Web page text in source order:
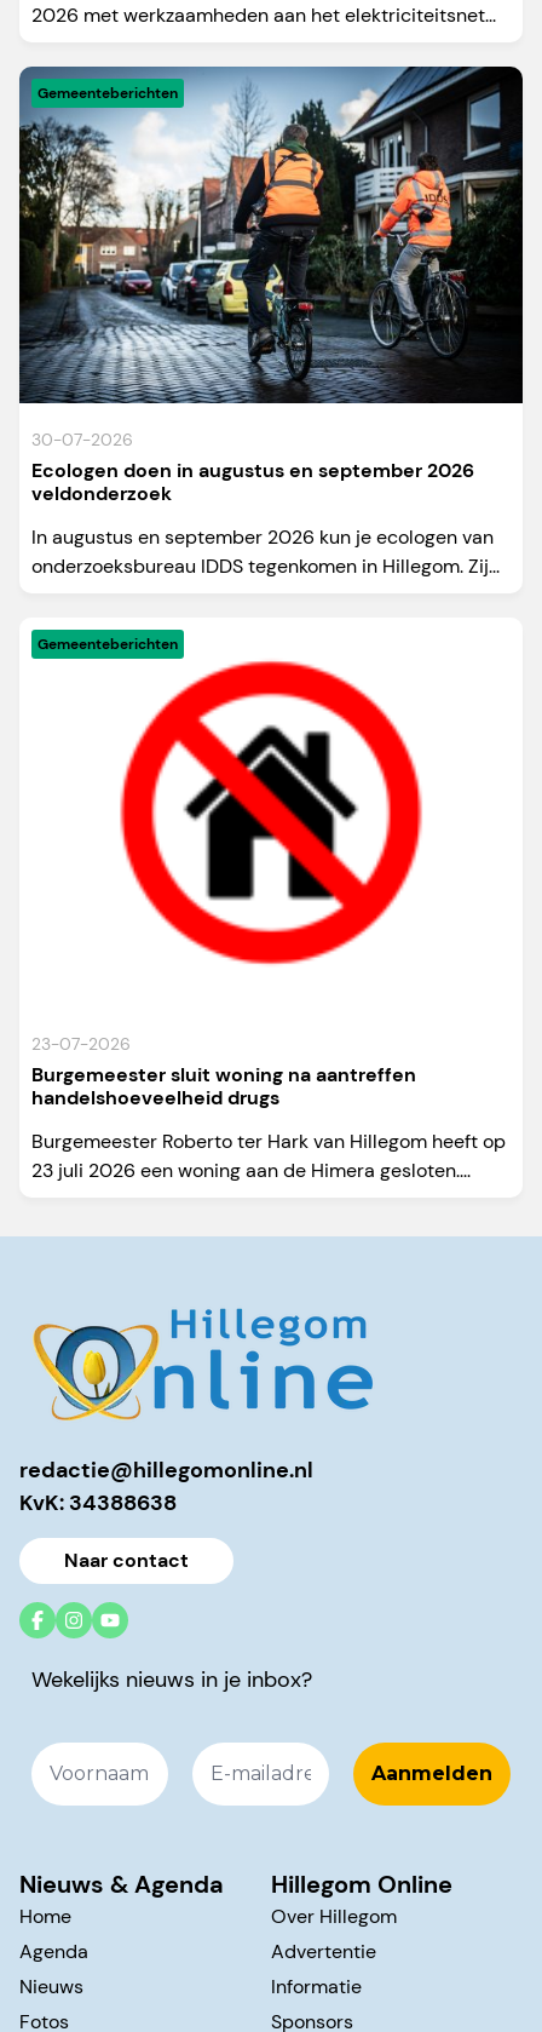
2026 met werkzaamheden aan het elektriciteitsnet...
Gemeenteberichten
30-07-2026
Ecologen doen in augustus en september 2026
veldonderzoek
In augustus en september 2026 kun je ecologen van
onderzoeksbureau IDDS tegenkomen in Hillegom. Zij...
Gemeenteberichten
23-07-2026
Burgemeester sluit woning na aantreffen
handelshoeveelheid drugs
Burgemeester Roberto ter Hark van Hillegom heeft op
23 juli 2026 een woning aan de Himera gesloten....
redactie@hillegomonline.nl
KvK: 34388638
Naar contact
Wekelijks nieuws in je inbox?
Nieuws & Agenda
Home
Agenda
Nieuws
Fotos
Hillegom Online
Over Hillegom
Advertentie
Informatie
Sponsors